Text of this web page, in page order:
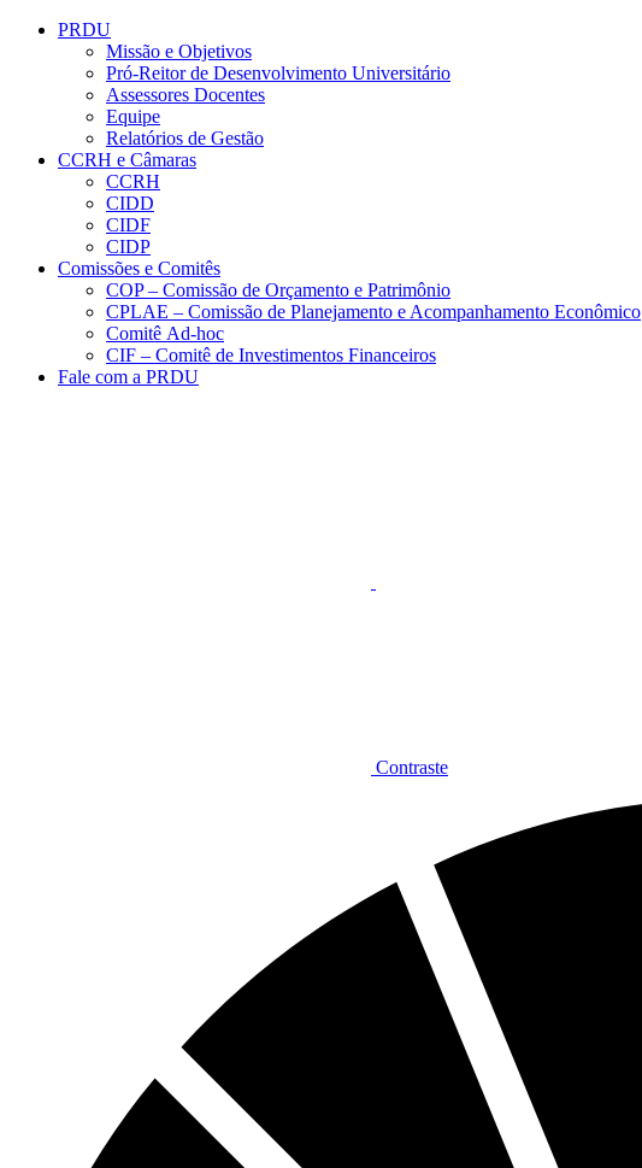
Conteúdo principal
PRDU
Missão e Objetivos
Pró-Reitor de Desenvolvimento Universitário
Assessores Docentes
Equipe
Relatórios de Gestão
CCRH e Câmaras
CCRH
CIDD
CIDF
CIDP
Comissões e Comitês
COP – Comissão de Orçamento e Patrimônio
CPLAE – Comissão de Planejamento e Acompanhamento Econômico
Comitê Ad-hoc
CIF – Comitê de Investimentos Financeiros
Fale com a PRDU
Contraste